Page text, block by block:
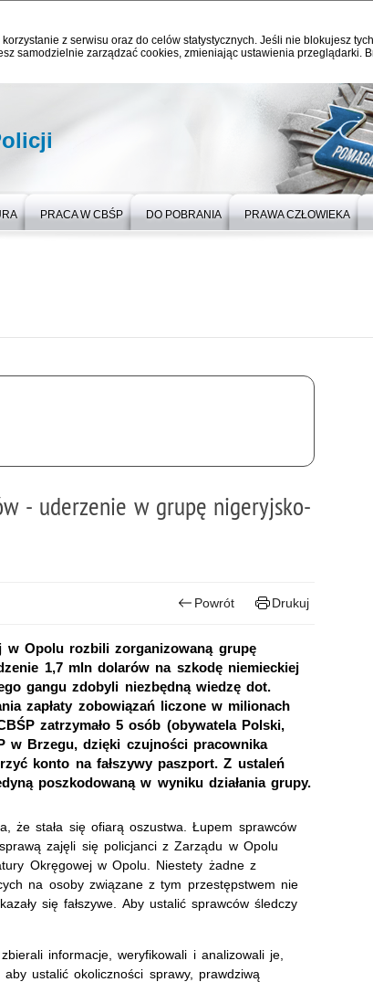
z serwisu oraz do celów statystycznych. Jeśli nie blokujesz
samodzielnie zarządzać cookies, zmieniając ustawienia przeglądarki.
PRACA W CBŚP DO POBRANIA PRAWA CZŁOWIEKA
- uderzenie w grupę nigeryjsko-
Powrót Drukuj
w Opolu rozbili zorganizowaną grupę
1,7 mln dolarów na szkodę niemieckiej
gangu zdobyli niezbędną wiedzę dot.
zapłaty zobowiązań liczone w milionach
zatrzymało 5 osób (obywatela Polski,
w Brzegu, dzięki czujności pracownika
konto na fałszywy paszport. Z ustaleń
poszkodowaną w wyniku działania grupy.
że stała się ofiarą oszustwa. Łupem sprawców
zajęli się policjanci z Zarządu w Opolu
Okręgowej w Opolu. Niestety żadne z
na osoby związane z tym przestępstwem nie
się fałszywe. Aby ustalić sprawców śledczy
informacje, weryfikowali i analizowali je,
ustalić okoliczności sprawy, prawdziwą